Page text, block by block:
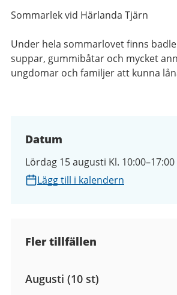
Sommarlek vid Härlanda Tjärn
Under hela sommarlovet finns
suppar, gummibåtar och mycket
ungdomar och familjer att kunna
Datum
Lördag 15 augusti Kl. 10:00–17:00
Lägg till i kalendern
Fler tillfällen
Augusti (10 st)